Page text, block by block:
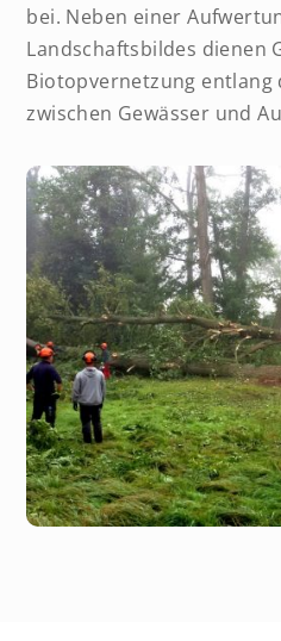
bei. Neben einer
Landschaftsbildes dienen
Biotopvernetzung entlang
zwischen Gewässer und